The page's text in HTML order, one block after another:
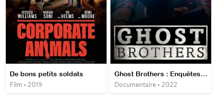
De bons petits soldats
Film • 2019
Ghost Brothers : Enquêtes à l'aveugle
Documentaire • 2022